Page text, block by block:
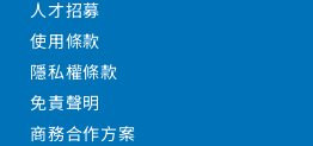
人才招募
使用條款
隱私權條款
免責聲明
商務合作方案